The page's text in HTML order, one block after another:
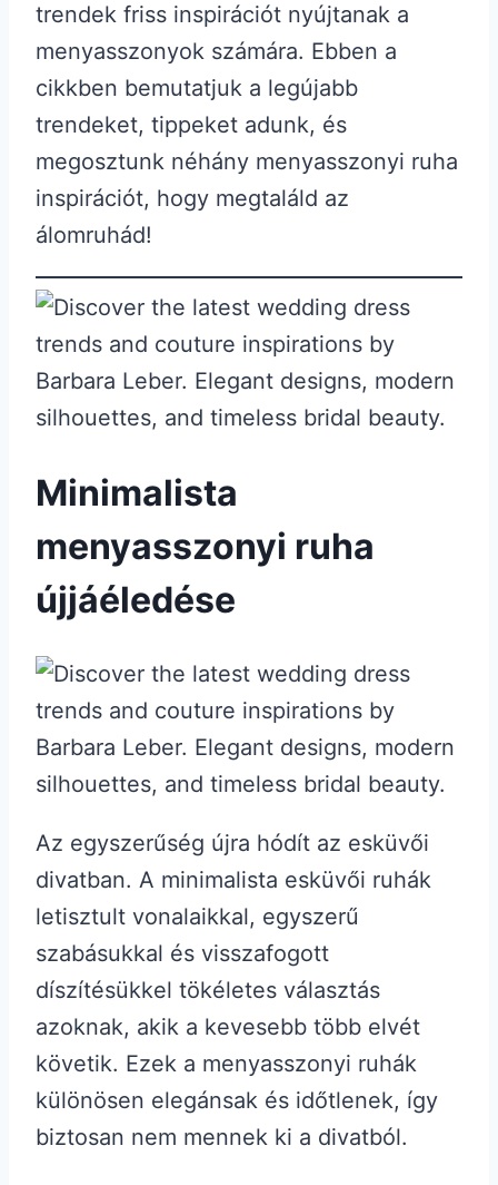
trendek friss inspirációt nyújtanak a
menyasszonyok számára. Ebben a
cikkben bemutatjuk a legújabb
trendeket, tippeket adunk, és
megosztunk néhány menyasszonyi ruha
inspirációt, hogy megtaláld az
álomruhád!
Minimalista
menyasszonyi ruha
újjáéledése
Az egyszerűség újra hódít az esküvői
divatban. A minimalista esküvői ruhák
letisztult vonalaikkal, egyszerű
szabásukkal és visszafogott
díszítésükkel tökéletes választás
azoknak, akik a kevesebb több elvét
követik. Ezek a menyasszonyi ruhák
különösen elegánsak és időtlenek, így
biztosan nem mennek ki a divatból.